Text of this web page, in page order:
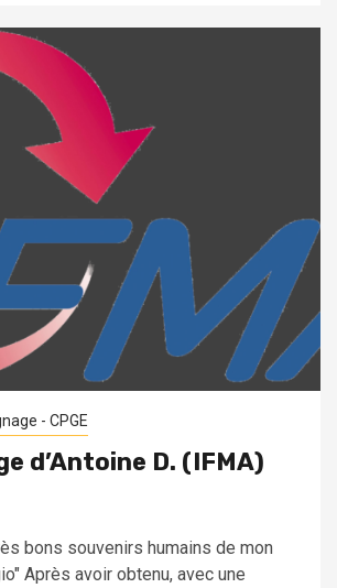
- CPGE
d’Antoine D. (IFMA)
bons souvenirs humains de mon
Après avoir obtenu, avec une